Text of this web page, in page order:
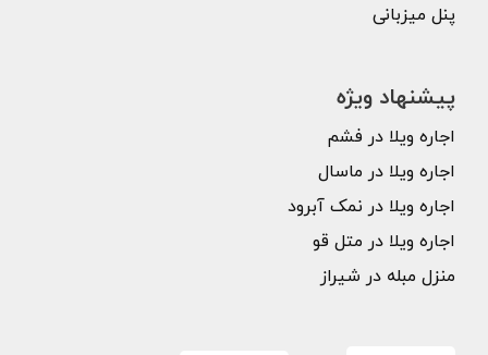
پنل میزبانی
پیشنهاد ویژه
اجاره ویلا در فشم
اجاره ویلا در ماسال
اجاره ویلا در نمک آبرود
اجاره ویلا در متل قو
منزل مبله در شیراز